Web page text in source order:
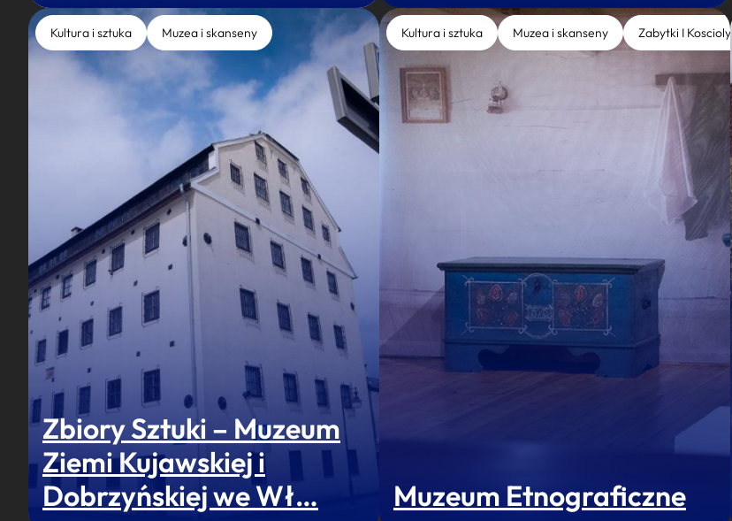
Kultura i sztuka Muzea i skanseny
Zbiory Sztuki – Muzeum
Ziemi Kujawskiej i
Dobrzyńskiej we Wł…
Kultura i sztuka Muzea i skanseny Zabytki I Koscioly
Muzeum Etnograficzne